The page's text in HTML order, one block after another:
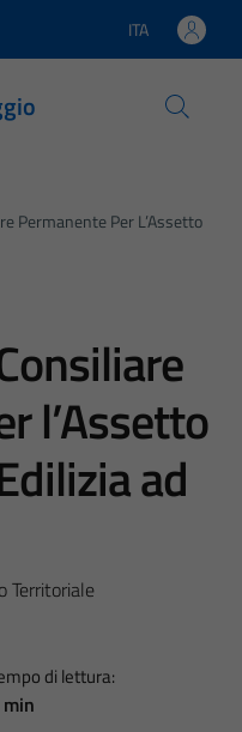
Lingua attiva:
ITA
Permanente Per L’Assetto
l’Assetto
ad
Territoriale
di lettura: